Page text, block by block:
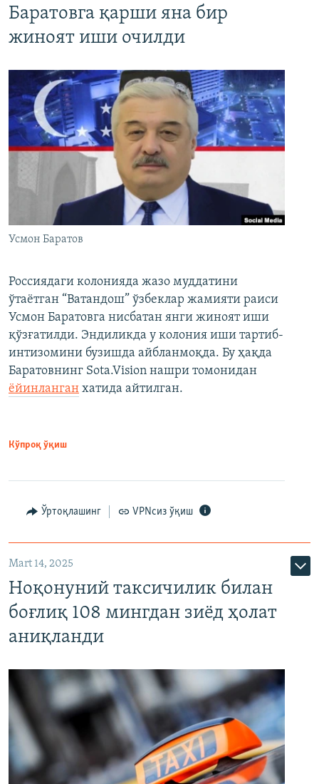
Баратовга қарши яна бир
жиноят иши очилди
Усмон Баратов
Россиядаги колонияда жазо муддатини
ўтаётган “Ватандош” ўзбеклар жамияти раиси
Усмон Баратовга нисбатан янги жиноят иши
қўзғатилди. Эндиликда у колония иши тартиб-
интизомини бузишда айбланмоқда. Бу ҳақда
Баратовнинг Sota.Vision нашри томонидан
ёйинланган хатида айтилган.
Кўпроқ ўқиш
Ўртоқлашинг VPNсиз ўқиш
Mart 14, 2025
Ноқонуний таксичилик билан
боғлиқ 108 мингдан зиёд ҳолат
аниқланди